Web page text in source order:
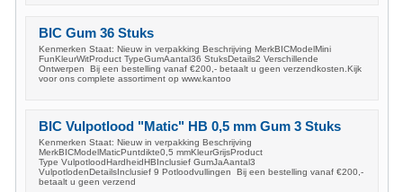
BIC Gum 36 Stuks
Kenmerken Staat: Nieuw in verpakking Beschrijving MerkBICModelMini
FunKleurWitProduct TypeGumAantal36 StuksDetails2 Verschillende
Ontwerpen Bij een bestelling vanaf €200,- betaalt u geen verzendkosten.Kijk
voor ons complete assortiment op www.kantoo
BIC Vulpotlood "Matic" HB 0,5 mm Gum 3 Stuks
Kenmerken Staat: Nieuw in verpakking Beschrijving
MerkBICModelMaticPuntdikte0,5 mmKleurGrijsProduct
Type VulpotloodHardheidHBInclusief GumJaAantal3
VulpotlodenDetailsInclusief 9 Potloodvullingen Bij een bestelling vanaf €200,-
betaalt u geen verzend